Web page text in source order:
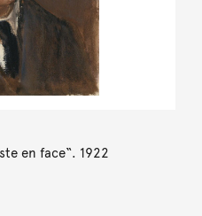
en face“. 1922